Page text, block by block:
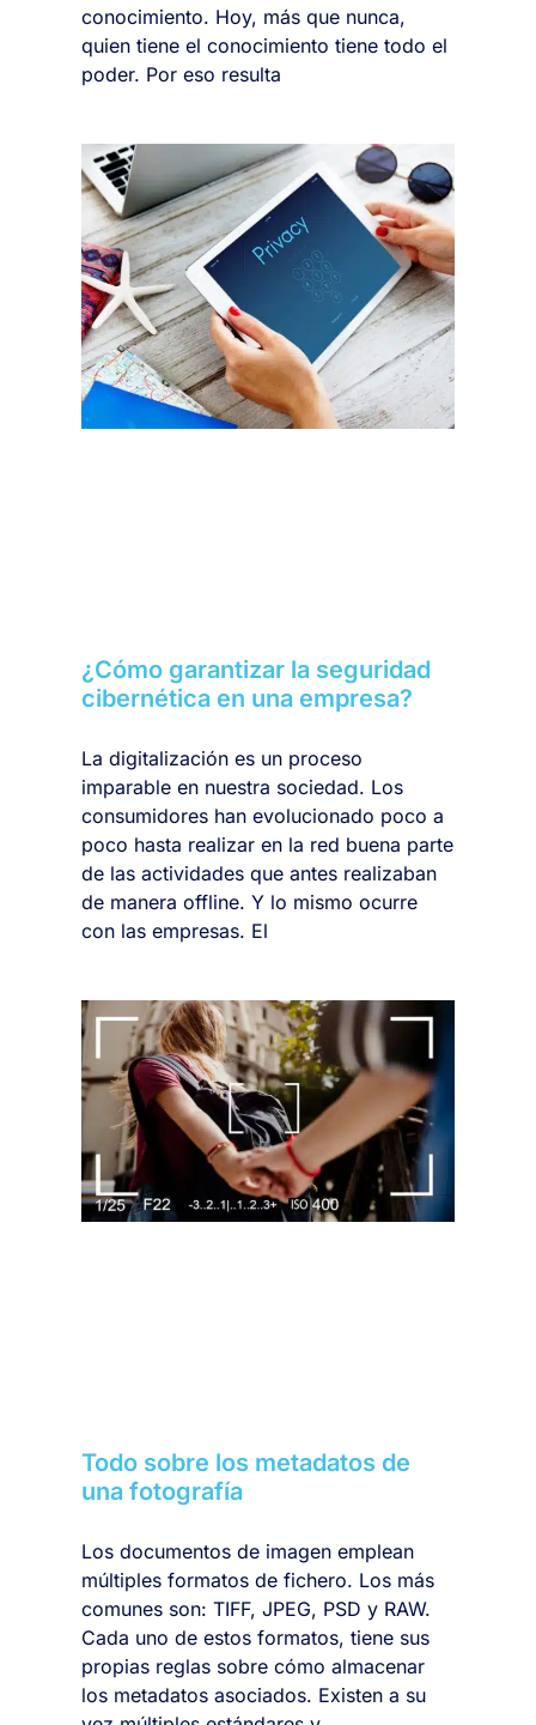
conocimiento. Hoy, más que nunca,
quien tiene el conocimiento tiene todo el
poder. Por eso resulta
¿Cómo garantizar la seguridad
cibernética en una empresa?
La digitalización es un proceso
imparable en nuestra sociedad. Los
consumidores han evolucionado poco a
poco hasta realizar en la red buena parte
de las actividades que antes realizaban
de manera offline. Y lo mismo ocurre
con las empresas. El
Todo sobre los metadatos de
una fotografía
Los documentos de imagen emplean
múltiples formatos de fichero. Los más
comunes son: TIFF, JPEG, PSD y RAW.
Cada uno de estos formatos, tiene sus
propias reglas sobre cómo almacenar
los metadatos asociados. Existen a su